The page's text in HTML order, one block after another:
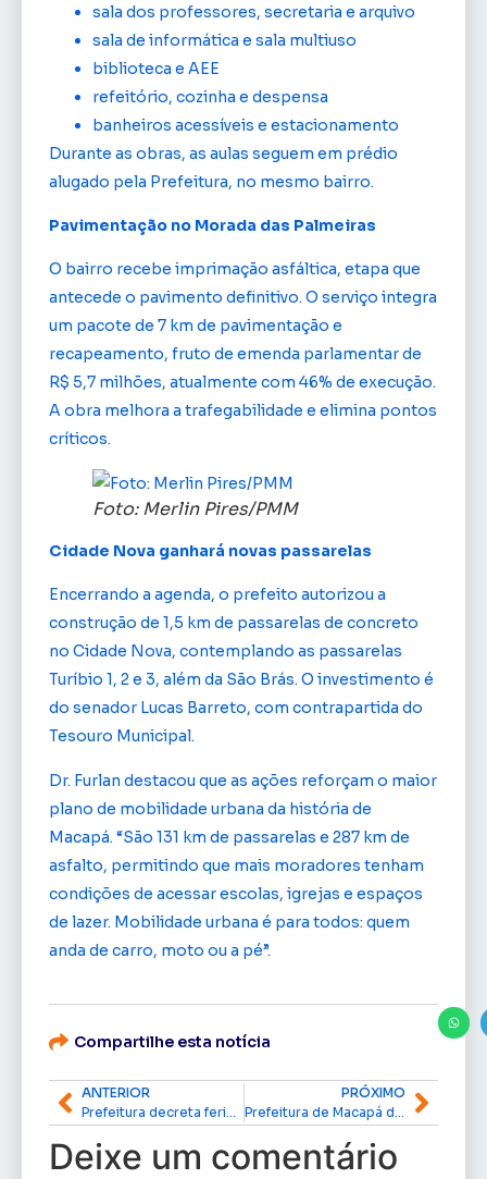
sala dos professores, secretaria e arquivo
sala de informática e sala multiuso
biblioteca e AEE
refeitório, cozinha e despensa
banheiros acessíveis e estacionamento
Durante as obras, as aulas seguem em prédio
alugado pela Prefeitura, no mesmo bairro.
Pavimentação no Morada das Palmeiras
O bairro recebe imprimação asfáltica, etapa que
antecede o pavimento definitivo. O serviço integra
um pacote de 7 km de pavimentação e
recapeamento, fruto de emenda parlamentar de
R$ 5,7 milhões, atualmente com 46% de execução.
A obra melhora a trafegabilidade e elimina pontos
críticos.
Foto: Merlin Pires/PMM
Cidade Nova ganhará novas passarelas
Encerrando a agenda, o prefeito autorizou a
construção de 1,5 km de passarelas de concreto
no Cidade Nova, contemplando as passarelas
Turíbio 1, 2 e 3, além da São Brás. O investimento é
do senador Lucas Barreto, com contrapartida do
Tesouro Municipal.
Dr. Furlan destacou que as ações reforçam o maior
plano de mobilidade urbana da história de
Macapá. “São 131 km de passarelas e 287 km de
asfalto, permitindo que mais moradores tenham
condições de acessar escolas, igrejas e espaços
de lazer. Mobilidade urbana é para todos: quem
anda de carro, moto ou a pé”.
Compartilhe esta notícia
ANTERIOR
PRÓXIMO
Deixe um comentário